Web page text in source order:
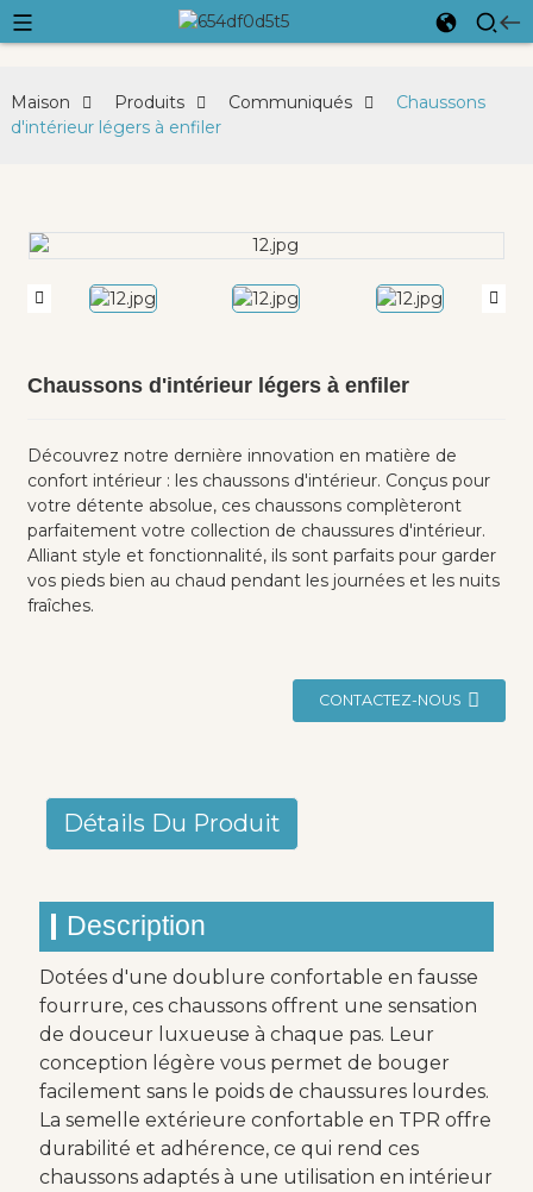
Maison Produits Communiqués
Chaussons
d'intérieur légers à enfiler
Chaussons d'intérieur légers à enfiler
Découvrez notre dernière innovation en matière de
confort intérieur : les chaussons d'intérieur. Conçus pour
votre détente absolue, ces chaussons complèteront
parfaitement votre collection de chaussures d'intérieur.
Alliant style et fonctionnalité, ils sont parfaits pour garder
vos pieds bien au chaud pendant les journées et les nuits
fraîches.
CONTACTEZ-NOUS
Détails Du Produit
Description
Dotées d'une doublure confortable en fausse
fourrure, ces chaussons offrent une sensation
de douceur luxueuse à chaque pas. Leur
conception légère vous permet de bouger
facilement sans le poids de chaussures lourdes.
La semelle extérieure confortable en TPR offre
durabilité et adhérence, ce qui rend ces
chaussons adaptés à une utilisation en intérieur